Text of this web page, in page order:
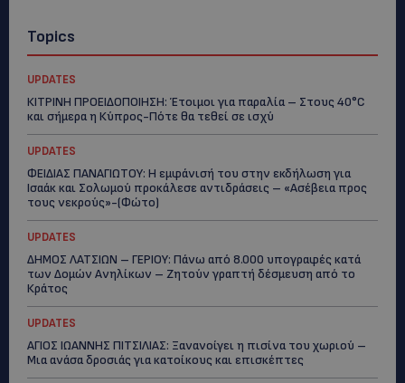
Topics
UPDATES
ΚΙΤΡΙΝΗ ΠΡΟΕΙΔΟΠΟΙΗΣΗ: Έτοιμοι για παραλία – Στους 40°C
και σήμερα η Κύπρος-Πότε θα τεθεί σε ισχύ
UPDATES
ΦΕΙΔΙΑΣ ΠΑΝΑΓΙΩΤΟΥ: Η εμφάνισή του στην εκδήλωση για
Ισαάκ και Σολωμού προκάλεσε αντιδράσεις – «Ασέβεια προς
τους νεκρούς»-(Φώτο)
UPDATES
ΔΗΜΟΣ ΛΑΤΣΙΩΝ – ΓΕΡΙΟΥ: Πάνω από 8.000 υπογραφές κατά
των Δομών Ανηλίκων – Ζητούν γραπτή δέσμευση από το
Κράτος
UPDATES
ΑΓΙΟΣ ΙΩΑΝΝΗΣ ΠΙΤΣΙΛΙΑΣ: Ξανανοίγει η πισίνα του χωριού –
Μια ανάσα δροσιάς για κατοίκους και επισκέπτες